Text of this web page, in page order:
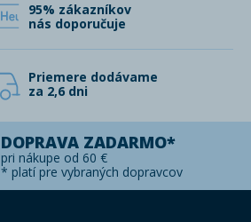
95% zákazníkov
nás doporučuje
Priemere dodávame
za 2,6 dni
DOPRAVA ZADARMO*
pri nákupe od 60 €
* platí pre vybraných dopravcov